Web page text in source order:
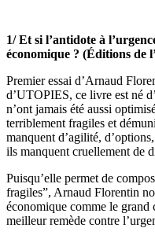
1/Et si l’antidote à
économique ? (Éditions de
Premier essai d’Arnaud
d’UTOPIES, ce livre est né
n’ont jamais été aussi
terriblement fragiles et
manquent d’agilité,
ils manquent cruellement de
Puisqu’elle permet de
fragiles”, Arnaud Florentin
économique comme le
meilleur remède contre